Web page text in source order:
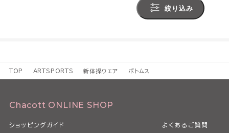
絞り込み
TOP ARTSPORTS 新体操ウェア ボトムス
Chacott ONLINE SHOP
ショッピングガイド よくあるご質問